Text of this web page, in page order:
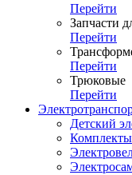
Перейти
Запчасти
Перейти
Перейти
Трюковые
Перейти
Детский